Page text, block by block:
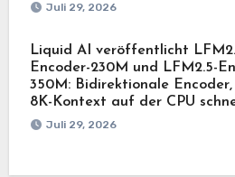
Juli 29, 2026
Liquid AI veröffentlicht
Encoder-230M und LFM2.5-
350M: Bidirektionale
8K-Kontext auf der CPU
Juli 29, 2026